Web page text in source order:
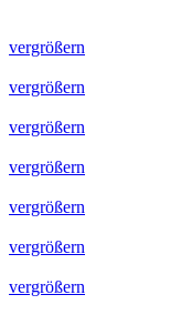
vergrößern
vergrößern
vergrößern
vergrößern
vergrößern
vergrößern
vergrößern